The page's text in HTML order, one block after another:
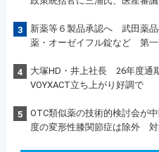
3
新薬等６製品承認へ 武田薬
薬・オーゼイフル錠など 第一
4
大塚HD・井上社長 26年度通
VOYXACT立ち上がり好調で
5
OTC類似薬の技術的検討会が
度の変形性膝関節症は除外 対